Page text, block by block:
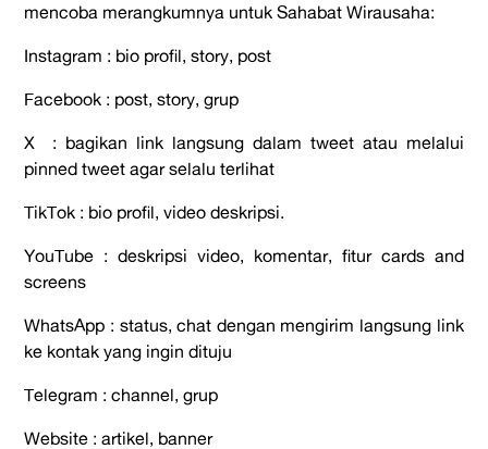
mencoba merangkumnya untuk Sahabat Wirausaha:
Instagram : bio profil, story, post
Facebook : post, story, grup
X : bagikan link langsung dalam tweet atau melalui
pinned tweet agar selalu terlihat
TikTok : bio profil, video deskripsi.
YouTube : deskripsi video, komentar, fitur cards and
screens
WhatsApp : status, chat dengan mengirim langsung link
ke kontak yang ingin dituju
Telegram : channel, grup
Website : artikel, banner